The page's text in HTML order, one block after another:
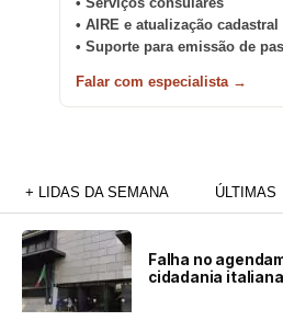
• AIRE e atualização cadastral
• Suporte para emissão de
Falar com especialista →
+ LIDAS DA SEMANA ÚLTIMAS
Falha no
cidadania